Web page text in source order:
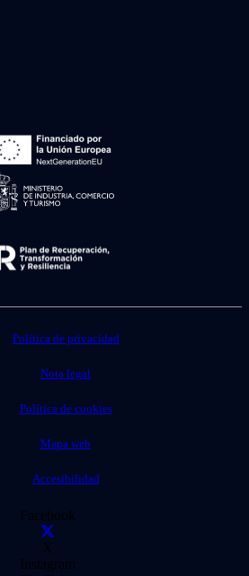
Política de privacidad
Nota legal
Política de cookies
Mapa web
Accesibilidad
Facebook
X
Instagram